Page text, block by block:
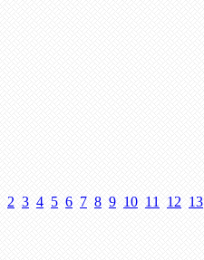
2 3 4 5 6 7 8 9 10 11 12 13